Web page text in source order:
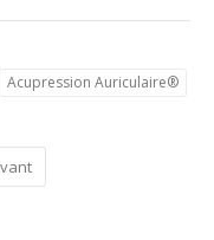
Acupression Auriculaire®